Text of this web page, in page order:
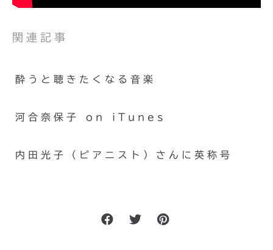
関連記事
酔うと聴きたくなる音楽
河合奈保子 on iTunes
内田光子（ピアニスト）さんに英称号